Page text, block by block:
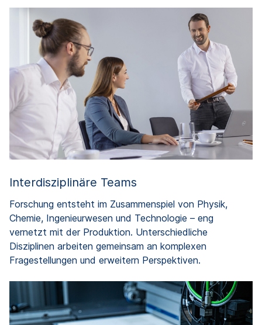
Interdisziplinäre Teams
Forschung entsteht im Zusammenspiel von Physik,
Chemie, Ingenieurwesen und Technologie – eng
vernetzt mit der Produktion. Unterschiedliche
Disziplinen arbeiten gemeinsam an komplexen
Fragestellungen und erweitern Perspektiven.